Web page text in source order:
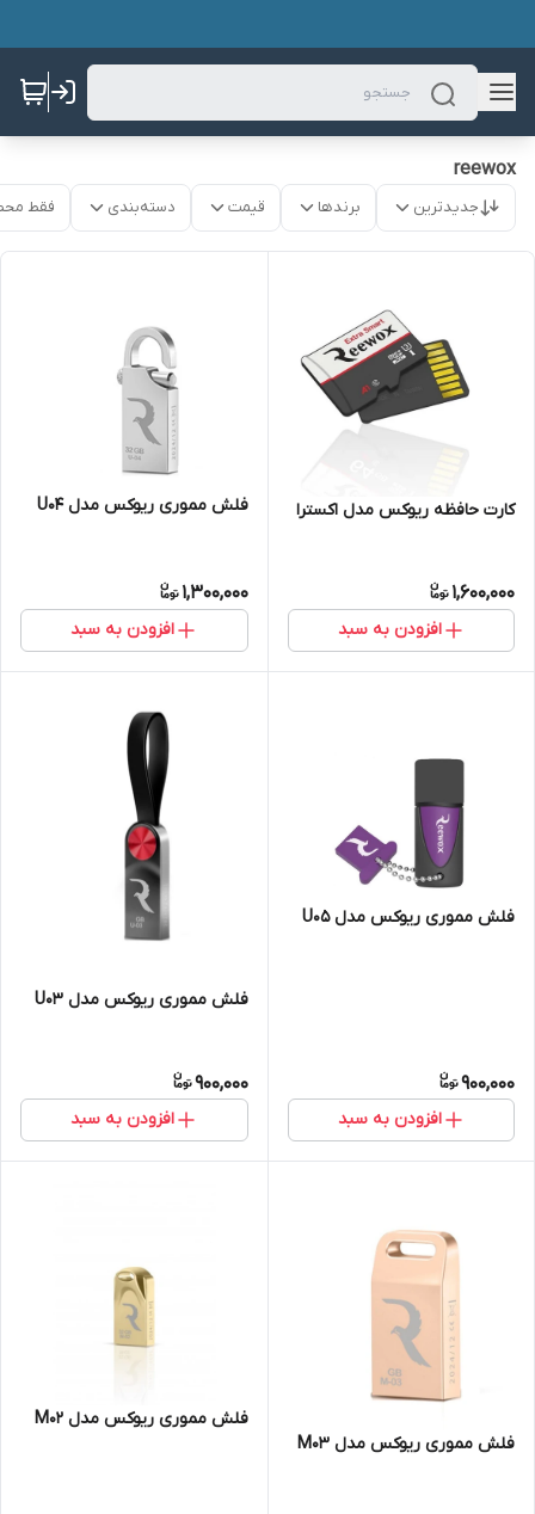
reewox
جدیدترین برندها قیمت دسته‌بندی فقط
کارت حافظه ریوکس مدل اکسترا
1,600,000
افزودن به سبد
فلش مموری ریوکس مدل U04
1,300,000
افزودن به سبد
فلش مموری ریوکس مدل U05
900,000
افزودن به سبد
فلش مموری ریوکس مدل U03
900,000
افزودن به سبد
فلش مموری ریوکس مدل M03
فلش مموری ریوکس مدل M02